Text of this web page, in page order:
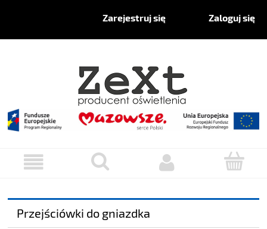
Zarejestruj się Zaloguj się
Przejściówki do gniazdka